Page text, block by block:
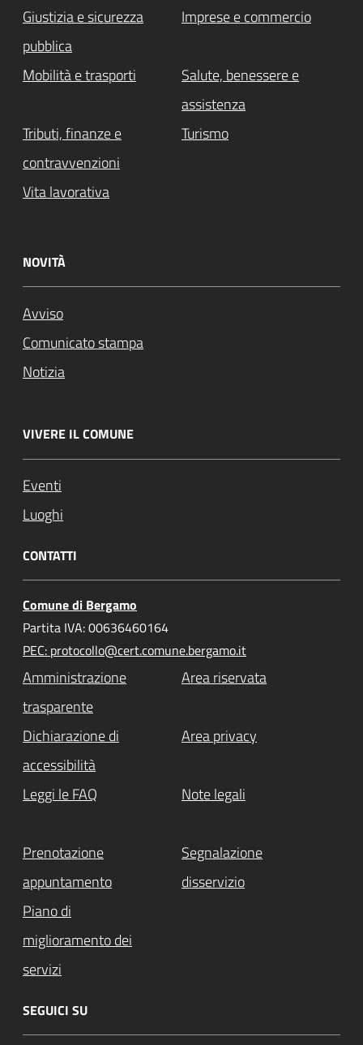
Giustizia e sicurezza
pubblica
Imprese e commercio
Mobilità e trasporti
Salute, benessere e
assistenza
Tributi, finanze e
contravvenzioni
Turismo
Vita lavorativa
NOVITÀ
Avviso
Comunicato stampa
Notizia
VIVERE IL COMUNE
Eventi
Luoghi
CONTATTI
Comune di Bergamo
Partita IVA: 00636460164
PEC: protocollo@cert.comune.bergamo.it
Amministrazione
trasparente
Area riservata
Dichiarazione di
accessibilità
Area privacy
Leggi le FAQ Note legali
Prenotazione
appuntamento
Segnalazione
disservizio
Piano di
miglioramento dei
servizi
SEGUICI SU